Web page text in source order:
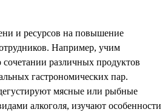
и ресурсов на повышение
Например, учим
различных продуктов
гастрономических пар.
мясные или рыбные
алкоголя, изучают особенности